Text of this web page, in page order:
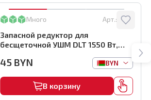
Много Арт.: 5726
Запасной редуктор для
бесщеточной УШМ DLT 1550 Вт,
45 BYN BYN
В корзину